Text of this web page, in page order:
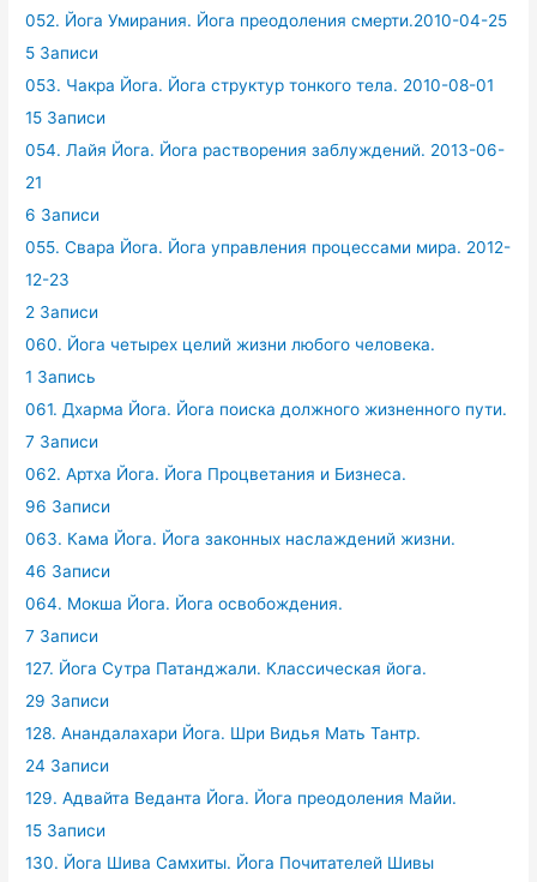
052. Йога Умирания. Йога преодоления смерти.2010-04-25
5 Записи
053. Чакра Йога. Йога структур тонкого тела. 2010-08-01
15 Записи
054. Лайя Йога. Йога растворения заблуждений. 2013-06-
21
6 Записи
055. Свара Йога. Йога управления процессами мира. 2012-
12-23
2 Записи
060. Йога четырех целий жизни любого человека.
1 Запись
061. Дхарма Йога. Йога поиска должного жизненного пути.
7 Записи
062. Артха Йога. Йога Процветания и Бизнеса.
96 Записи
063. Кама Йога. Йога законных наслаждений жизни.
46 Записи
064. Мокша Йога. Йога освобождения.
7 Записи
127. Йога Сутра Патанджали. Классическая йога.
29 Записи
128. Анандалахари Йога. Шри Видья Мать Тантр.
24 Записи
129. Адвайта Веданта Йога. Йога преодоления Майи.
15 Записи
130. Йога Шива Самхиты. Йога Почитателей Шивы